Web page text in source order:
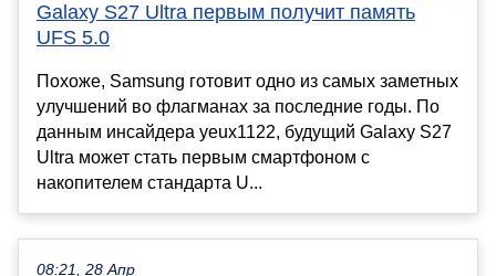
Galaxy S27 Ultra первым получит память
UFS 5.0
Похоже, Samsung готовит одно из самых заметных
улучшений во флагманах за последние годы. По
данным инсайдера yeux1122, будущий Galaxy S27
Ultra может стать первым смартфоном с
накопителем стандарта U...
08:21, 28 Апр